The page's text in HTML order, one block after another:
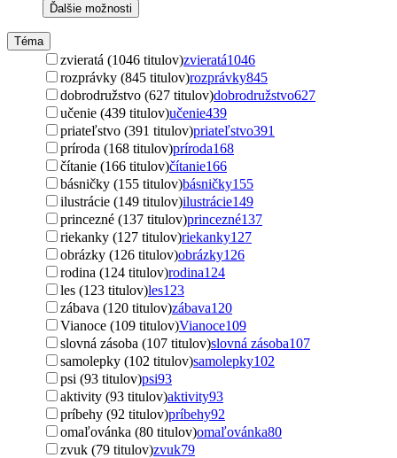
Ďalšie možnosti
Téma
zvieratá (1046 titulov)zvieratá1046
rozprávky (845 titulov)rozprávky845
dobrodružstvo (627 titulov)dobrodružstvo627
učenie (439 titulov)učenie439
priateľstvo (391 titulov)priateľstvo391
príroda (168 titulov)príroda168
čítanie (166 titulov)čítanie166
básničky (155 titulov)básničky155
ilustrácie (149 titulov)ilustrácie149
princezné (137 titulov)princezné137
riekanky (127 titulov)riekanky127
obrázky (126 titulov)obrázky126
rodina (124 titulov)rodina124
les (123 titulov)les123
zábava (120 titulov)zábava120
Vianoce (109 titulov)Vianoce109
slovná zásoba (107 titulov)slovná zásoba107
samolepky (102 titulov)samolepky102
psi (93 titulov)psi93
aktivity (93 titulov)aktivity93
príbehy (92 titulov)príbehy92
omaľovánka (80 titulov)omaľovánka80
zvuk (79 titulov)zvuk79